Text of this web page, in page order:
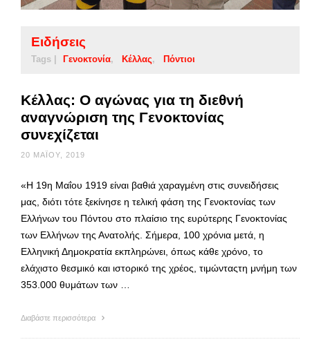
Ειδήσεις
Tags | Γενοκτονία Κέλλας Πόντιοι
Κέλλας: Ο αγώνας για τη διεθνή
αναγνώριση της Γενοκτονίας
συνεχίζεται
20 ΜΑΪ́ΟΥ, 2019
«Η 19η Μαΐου 1919 είναι βαθιά χαραγμένη στις συνειδήσεις
μας, διότι τότε ξεκίνησε η τελική φάση της Γενοκτονίας των
Ελλήνων του Πόντου στο πλαίσιο της ευρύτερης Γενοκτονίας
των Ελλήνων της Ανατολής. Σήμερα, 100 χρόνια μετά, η
Ελληνική Δημοκρατία εκπληρώνει, όπως κάθε χρόνο, το
ελάχιστο θεσμικό και ιστορικό της χρέος, τιμώνταςτη μνήμη των
353.000 θυμάτων των …
Διαβάστε περισσότερα